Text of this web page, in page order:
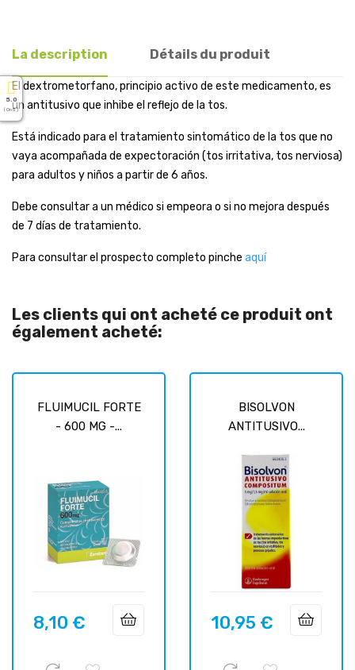
La description Détails du produit
El dextrometorfano, principio activo de este medicamento, es
un antitusivo que inhibe el reflejo de la tos.
Está indicado para el tratamiento sintomático de la tos que no
vaya acompañada de expectoración (tos irritativa, tos nerviosa)
para adultos y niños a partir de 6 años.
Debe consultar a un médico si empeora o si no mejora después
de 7 días de tratamiento.
Para consultar el prospecto completo pinche aquí
Les clients qui ont acheté ce produit ont
également acheté:
FLUIMUCIL FORTE
- 600 MG -...
Prix
8,10 €
BISOLVON
ANTITUSIVO...
Prix
10,95 €
5.0
( On 5 )